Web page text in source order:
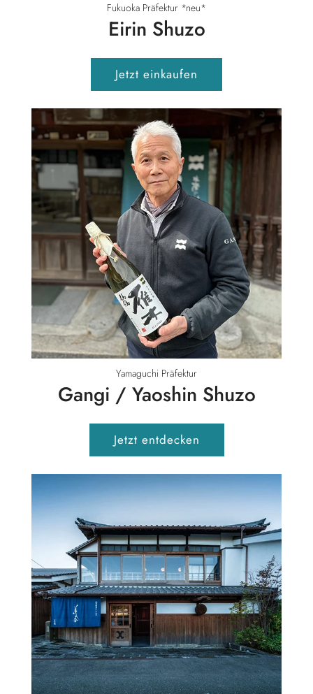
Fukuoka Präfektur *neu*
Eirin Shuzo
Jetzt einkaufen
Yamaguchi Präfektur
Gangi / Yaoshin Shuzo
Jetzt entdecken